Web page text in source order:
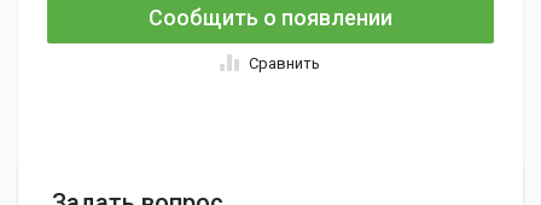
Сообщить о появлении
Сравнить